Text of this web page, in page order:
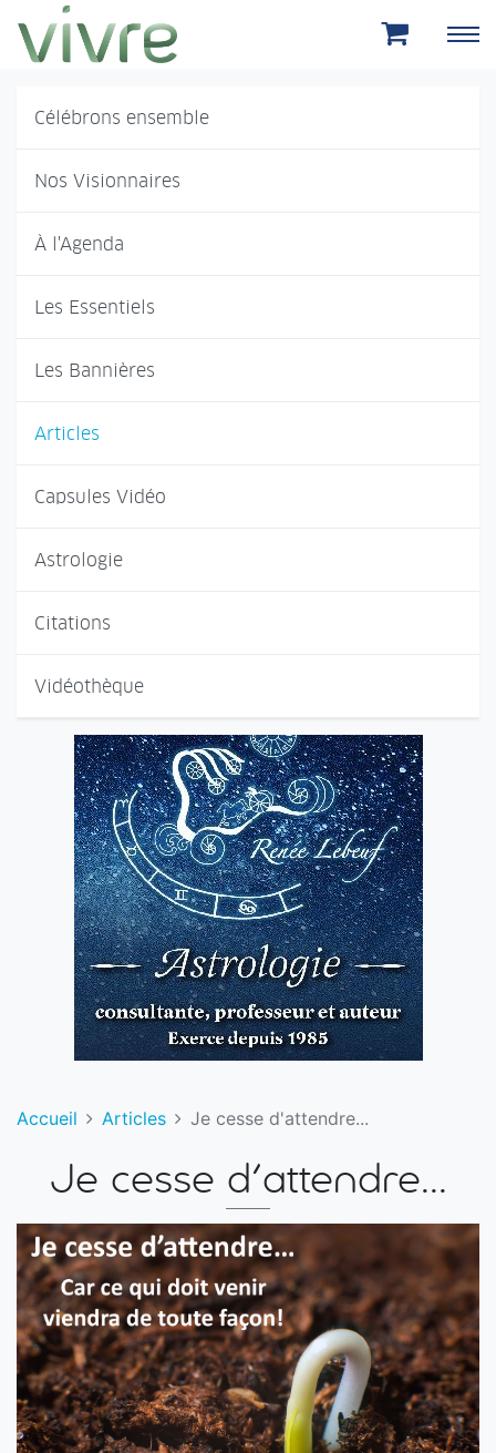
Aller au menu principal
Aller au contenu principal
Célébrons ensemble
Nos Visionnaires
À l'Agenda
Les Essentiels
Les Bannières
Articles
Capsules Vidéo
Astrologie
Citations
Vidéothèque
Accueil Articles Je cesse d'attendre...
Je cesse d'attendre...